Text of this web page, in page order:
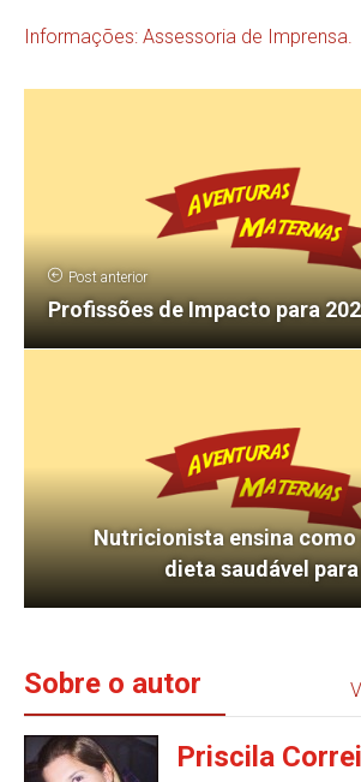
Informações: Assessoria de Imprensa.
Post anterior
Profissões de Impacto para
Nutricionista ensina
dieta saudável
Sobre o autor
Priscila